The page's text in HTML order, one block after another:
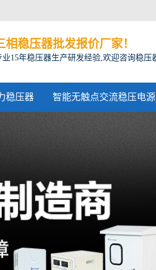
相稳压器批发报价厂家！
15年稳压器生产研发经验,欢迎咨询稳压
稳压器 智能无触点交流稳压电源